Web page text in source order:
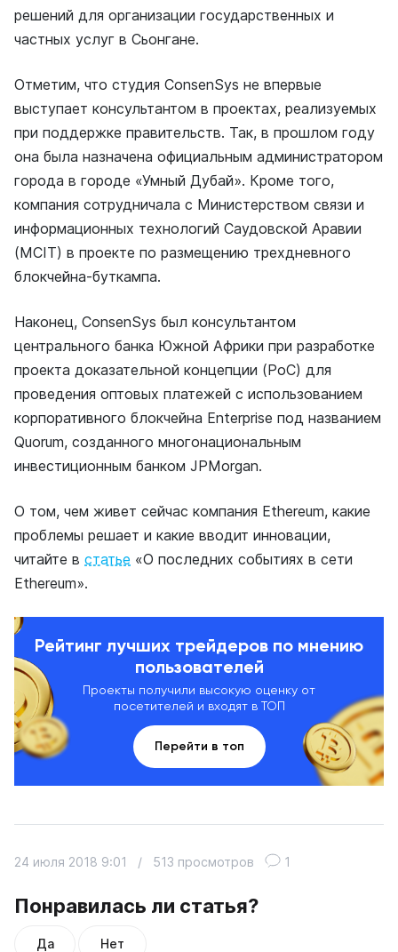
решений для организации государственных и
частных услуг в Сьонгане.
Отметим, что студия ConsenSys не впервые
выступает консультантом в проектах, реализуемых
при поддержке правительств. Так, в прошлом году
она была назначена официальным администратором
города в городе «Умный Дубай». Кроме того,
компания сотрудничала с Министерством связи и
информационных технологий Саудовской Аравии
(MCIT) в проекте по размещению трехдневного
блокчейна-буткампа.
Наконец, ConsenSys был консультантом
центрального банка Южной Африки при разработке
проекта доказательной концепции (PoC) для
проведения оптовых платежей с использованием
корпоративного блокчейна Enterprise под названием
Quorum, созданного многонациональным
инвестиционным банком JPMorgan.
О том, чем живет сейчас компания Ethereum, какие
проблемы решает и какие вводит инновации,
читайте в статье «О последних событиях в сети
Ethereum».
Рейтинг лучших трейдеров по мнению
пользователей
Проекты получили высокую оценку от
посетителей и входят в ТОП
Перейти в топ
Понравилась ли статья?
Да Нет
24 июля 2018 9:01 / 513 просмотров 1